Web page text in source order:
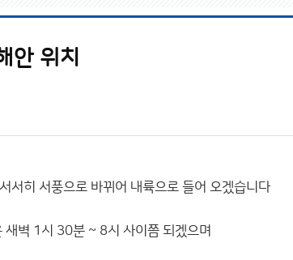
안 위치
서히 서풍으로 바뀌어 내륙으로 들어 오겠습니다
새벽 1시 30분 ~ 8시 사이쯤 되겠으며